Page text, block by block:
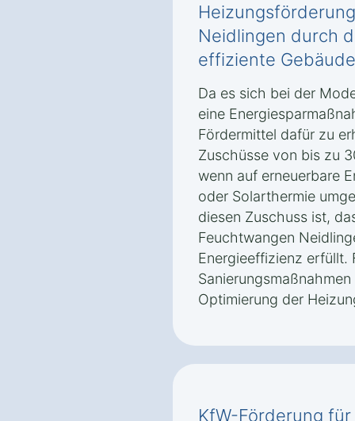
Neidlingen durch
effiziente
Da es sich bei der
eine
Fördermittel dafür zu
Zuschüsse von bis zu
wenn auf erneuerbare
oder Solarthermie
diesen Zuschuss ist,
Feuchtwangen
Energieeffizienz erfüllt.
Optimierung der
KfW-Förderung für